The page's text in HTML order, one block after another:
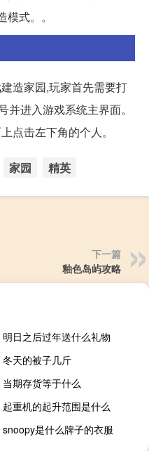
式。。
造家园,玩家首先需要打
进入游戏系统主界面。
点击左下角的个人。
家园 精英
下一篇
釉色岛屿攻略
明日之后过年送什么礼物
冬天的被子几斤
当期存货等于什么
起重机的起升范围是什么
snoopy是什么牌子的衣服